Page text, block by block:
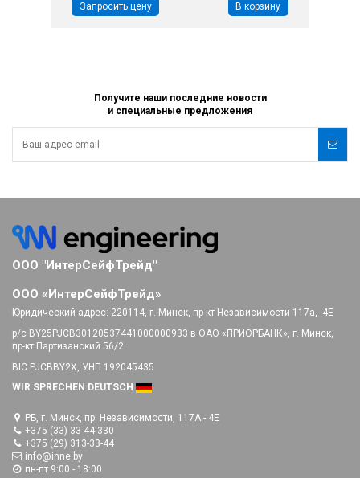
Запросить цену В корзину
Получите наши последние новости
и специальные предложения
РБ, г. Минск, пр. Независимости, 117А - 4E
+375 (33) 33-44-330
+375 (29) 313-33-44
info@inne.by
пн-пт 9:00 - 18:00
ООО "ИнтерСейфТрейд"
ООО «ИнтерСейфТрейд»
Юридический адрес: 220114, г. Минск, пр-кт Независимости 117а, 4E
р/с BY25PJCB30120537441000000933 в ОАО «ПРИОРБАНК», г. Минск,
пр-кт Партизанский 56/2
BIC PJCBBY2X, УНП 192045435
WIR SPRECHEN DEUTSCH